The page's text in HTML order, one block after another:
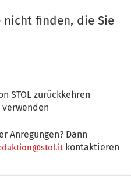
finden, die Sie
STOL zurückkehren
verwenden
Anregungen? Dann
kontaktieren